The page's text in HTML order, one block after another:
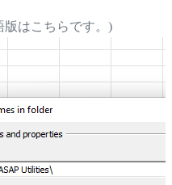
版はこちらです。)